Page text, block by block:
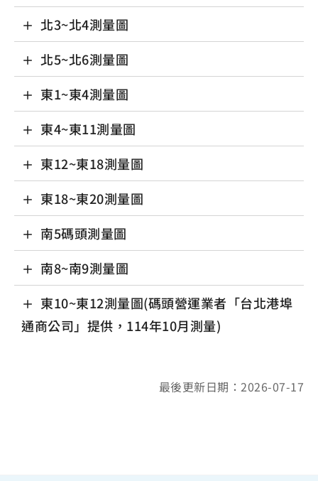
北3~北4測量圖
北5~北6測量圖
東1~東4測量圖
東4~東11測量圖
東12~東18測量圖
東18~東20測量圖
南5碼頭測量圖
南8~南9測量圖
東10~東12測量圖(碼頭營運業者「台北港埠
通商公司」提供，114年10月測量)
最後更新日期：2026-07-17